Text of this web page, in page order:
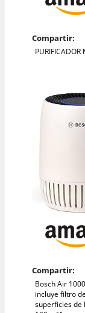
Compartir:
PURIFICADOR
Compartir:
Bosch Air
incluye filtro
superficies de